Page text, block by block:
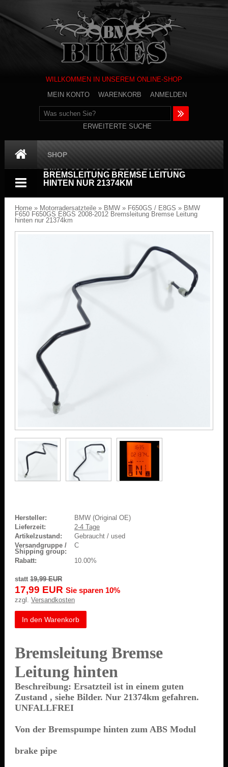
WILLKOMMEN IN UNSEREM ONLINE-SHOP
MEIN KONTO
WARENKORB ANMELDEN
ERWEITERTE SUCHE
SHOP
BREMSLEITUNG BREMSE LEITUNG
HINTEN NUR 21374KM
Home » Motorradersatzteile » BMW » F650GS / E8GS » BMW
F650 F650GS E8GS 2008-2012 Bremsleitung Bremse Leitung
hinten nur 21374km
Hersteller:
BMW (Original OE)
Lieferzeit:
2-4 Tage
Artikelzustand:
Gebraucht / used
Versandgruppe /
Shipping group:
C
Rabatt:
10.00%
statt 19,99 EUR
17,99 EUR Sie sparen 10%
zzgl. Versandkosten
In den Warenkorb
Bremsleitung Bremse
Leitung hinten
Beschreibung: Ersatzteil ist in einem guten
Zustand , siehe Bilder. Nur 21374km gefahren.
UNFALLFREI
Von der Bremspumpe hinten zum ABS Modul
brake pipe